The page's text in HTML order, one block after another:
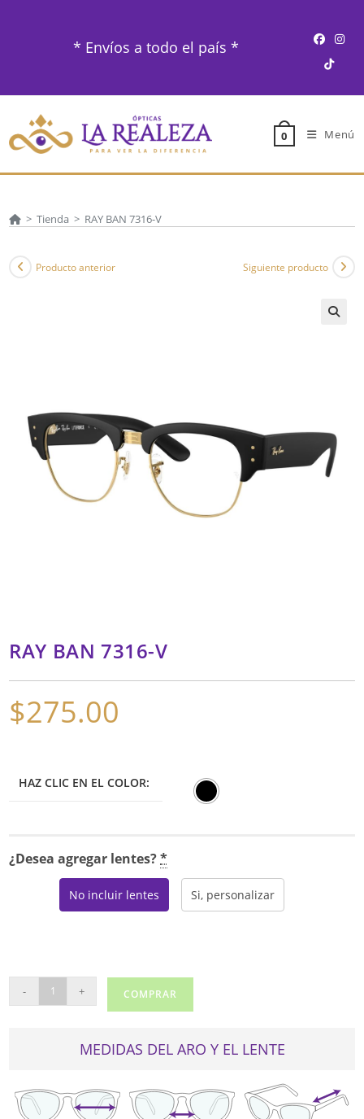
* Envíos a todo el país *
0 Menú
> Tienda > RAY BAN 7316-V
Producto anterior Siguiente producto
RAY BAN 7316-V
$275.00
HAZ CLIC EN EL COLOR:
¿Desea agregar lentes?*
No incluir lentes Si, personalizar
BAN
- + COMPRAR
MEDIDAS DEL ARO Y EL LENTE